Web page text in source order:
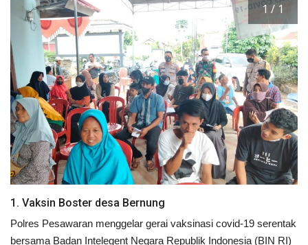
Ketertiban
Keamanan
Kejahatan
Cybers Event
UMKM & Ekonomi Kreatif
Pekerja Migran Indonesia
Ekonomi
1 / 1
1. Vaksin Boster desa Bernung
Polres Pesawaran menggelar gerai vaksinasi covid-19 serentak
bersama Badan Intelegent Negara Republik Indonesia (BIN RI)